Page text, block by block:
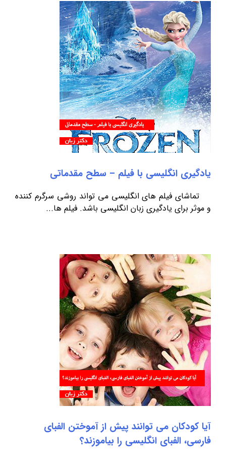
یادگیری انگلیسی با فیلم – سطح مقدماتی
تماشای فیلم های انگلیسی می تواند روشی سرگرم کننده
و موثر برای یادگیری زبان انگلیسی باشد. فیلم ها...
آیا کودکان می توانند پیش از آموختن الفبای
فارسی، الفبای انگلیسی را بیاموزند؟